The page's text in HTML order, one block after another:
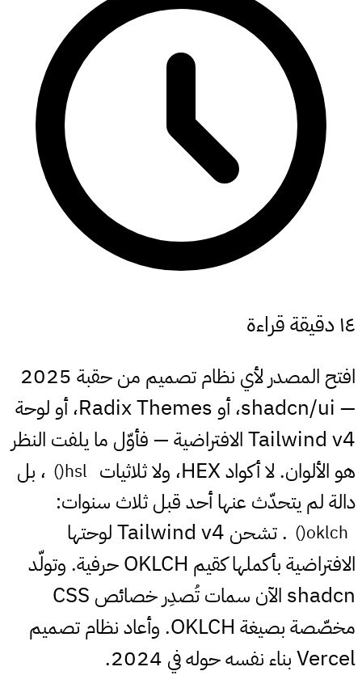
١٤ دقيقة قراءة
افتح المصدر لأي نظام تصميم من حقبة 2025
—
shadcn/ui، أو Radix Themes، أو لوحة
Tailwind v4الافتراضية — فأوّل ما يلفت النظر
هو الألوان. لا أكوادHEX، ولا ثلاثيات hsl()
، بل
دالة لم يتحدّث عنها أحد قبل ثلاث سنوات:
oklch() . تشحن Tailwind v4لوحتها
الافتراضية بأكملها كقيم OKLCHحرفية. وتولّد
shadcn الآن سمات تُصدِر خصائص CSS
مخصّصة بصيغة OKLCH. وأعاد نظام تصميم
Vercelبناء نفسه حوله في 2024
.